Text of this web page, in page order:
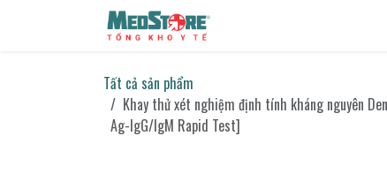
Bỏ qua để đến Nội dung
Tất cả sản phẩm
Khay thử xét nghiệm định tính kháng nguyên
Ag-IgG/IgM Rapid Test]